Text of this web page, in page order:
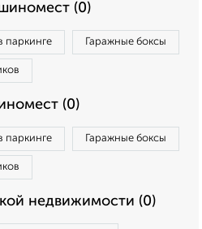
(0)
паркинге Гаражные боксы
(0)
паркинге Гаражные боксы
недвижимости (0)